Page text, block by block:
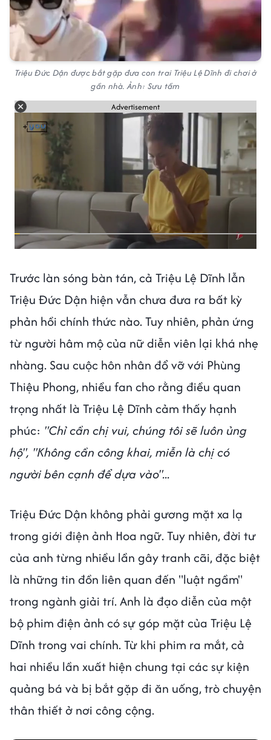
Triệu Đức Dận được bắt gặp đưa con trai Triệu Lệ Dĩnh đi chơi ở
gần nhà. Ảnh: Sưu tầm
Advertisement
Trước làn sóng bàn tán, cả Triệu Lệ Dĩnh lẫn
Triệu Đức Dận hiện vẫn chưa đưa ra bất kỳ
phản hồi chính thức nào. Tuy nhiên, phản ứng
từ người hâm mộ của nữ diễn viên lại khá nhẹ
nhàng. Sau cuộc hôn nhân đổ vỡ với Phùng
Thiệu Phong, nhiều fan cho rằng điều quan
trọng nhất là Triệu Lệ Dĩnh cảm thấy hạnh
phúc: "Chỉ cần chị vui, chúng tôi sẽ luôn ủng
hộ", "Không cần công khai, miễn là chị có
người bên cạnh để dựa vào"...
Triệu Đức Dận không phải gương mặt xa lạ
trong giới điện ảnh Hoa ngữ. Tuy nhiên, đời tư
của anh từng nhiều lần gây tranh cãi, đặc biệt
là những tin đồn liên quan đến "luật ngầm"
trong ngành giải trí. Anh là đạo diễn của một
bộ phim điện ảnh có sự góp mặt của Triệu Lệ
Dĩnh trong vai chính. Từ khi phim ra mắt, cả
hai nhiều lần xuất hiện chung tại các sự kiện
quảng bá và bị bắt gặp đi ăn uống, trò chuyện
thân thiết ở nơi công cộng.